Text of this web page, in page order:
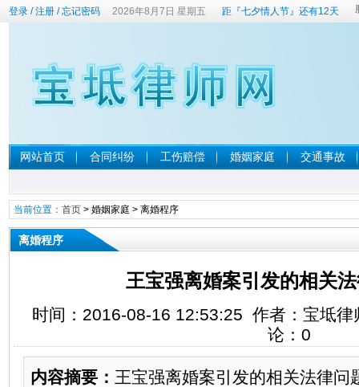
登录/注册/忘记密码 2026年8月7日 星期五 距『七夕情人节』还有12天
网站首页 合同纠纷 工伤赔偿 婚姻家庭 交通事故
当前位置： 首页> 婚姻家庭 > 离婚程序
离婚程序
王宝强离婚案引发的相关
时间：2016-08-16 12:53:25 作者：宝坻
论： 0
内容摘要： 王宝强离婚案引发的相关法律问